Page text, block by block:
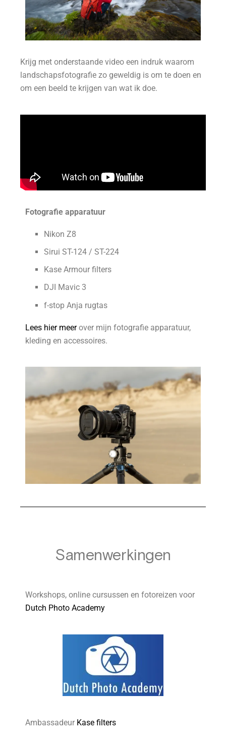
Krijg met onderstaande video een indruk waarom
landschapsfotografie zo geweldig is om te doen en
om een beeld te krijgen van wat ik doe.
Fotografie apparatuur
Nikon Z8
Sirui ST-124 / ST-224
Kase Armour filters
DJI Mavic 3
f-stop Anja rugtas
Lees hier meerover mijn fotografie apparatuur,
kleding en accessoires.
Samenwerkingen
Workshops, online cursussen en fotoreizen voor
Dutch Photo Academy
Ambassadeur Kase filters